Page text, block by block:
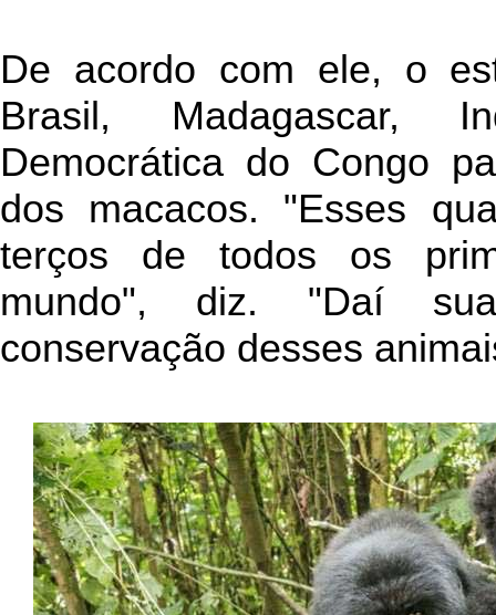
De acordo com ele, o
Brasil, Madagascar,
Democrática do Congo
dos macacos. "Esses
terços de todos os
mundo", diz. "Daí
conservação desses